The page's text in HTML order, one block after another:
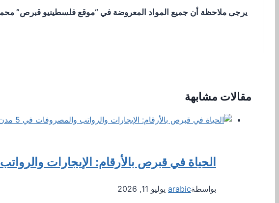
يرجى ملاحظة أن جميع المواد المعروضة في “موقع فلسطينيو قبرص” محمية
مقالات مشابهة
الحياة في قبرص بالأرقام: الإيجارات والرواتب
بواسطةarabic يوليو 11, 2026